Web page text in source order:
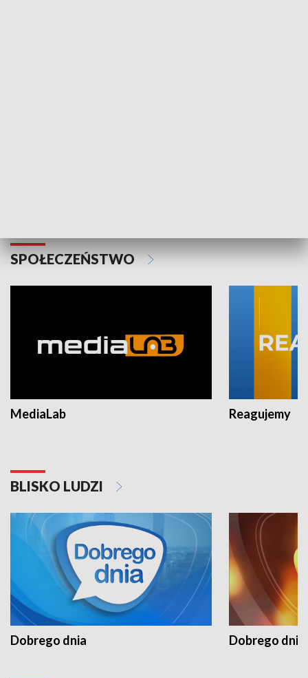
SPOŁECZEŃSTWO
MediaLab Reagujemy
BLISKO LUDZI
Dobrego dnia Dobrego dnia